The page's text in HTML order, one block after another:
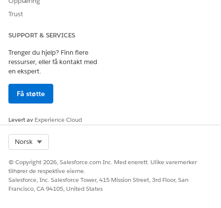
Trust
SUPPORT & SERVICES
Trenger du hjelp? Finn flere
ressurser, eller få kontakt med
en ekspert.
Få støtte
Levert av Experience Cloud
Norsk
© Copyright 2026, Salesforce.com Inc. Med enerett. Ulike varemerker
tilhører de respektive eierne.
Salesforce, Inc. Salesforce Tower, 415 Mission Street, 3rd Floor, San
Francisco, CA 94105, United States